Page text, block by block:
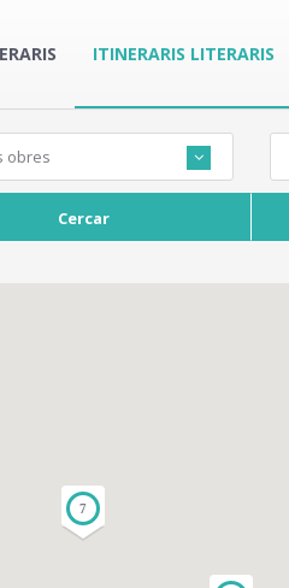
ITINERARIS LITERARIS
obres
Cercar
7